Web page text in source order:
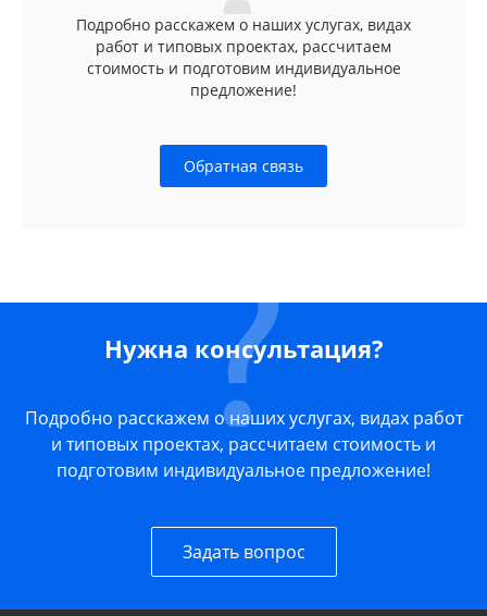
Подробно расскажем о наших услугах, видах
работ и типовых проектах, рассчитаем
стоимость и подготовим индивидуальное
предложение!
Обратная связь
Нужна консультация?
Подробно расскажем о наших услугах, видах работ
и типовых проектах, рассчитаем стоимость и
подготовим индивидуальное предложение!
Задать вопрос